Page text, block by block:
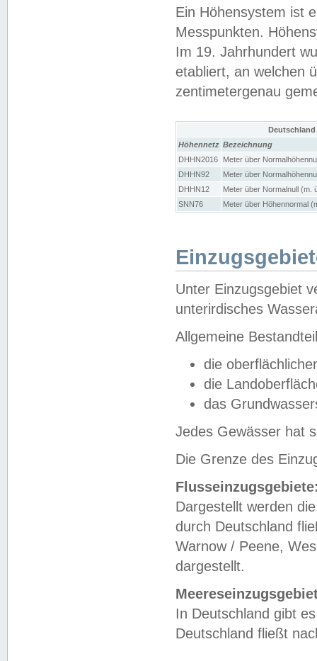
Ein Höhensystem ist
Messpunkten.
Im 19. Jahrhundert
etabliert, an welchen
zentimetergenau
Höhennetz Bezeichnung
DHHN2016
Meter über
DHHN92
Meter über
DHHN12
Meter über Normalnull (m.
SNN76
Meter über Höhennormal
Unter Einzugsgebiet
unterirdisches
Allgemeine
die
die
das
Jedes Gewässer hat
Die Grenze des
Dargestellt werden
durch Deutschland
Warnow / Peene,
dargestellt.
In Deutschland gibt
Deutschland fließt